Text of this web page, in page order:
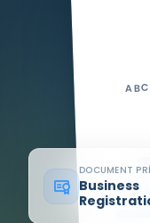
DOCUMENT
Business